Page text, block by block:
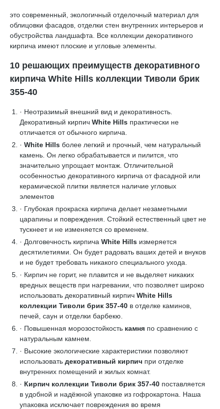
это современный, экологичный отделочный материал для
облицовки фасадов, отделки стен внутренних интерьеров и
обустройства ландшафта. Все коллекции декоративного
кирпича имеют плоские и угловые элементы.
10 решающих преимуществ декоративного
кирпича White Hills коллекции Тиволи брик
355-40
· Неотразимый внешний вид и декоративность.
Декоративный кирпич White Hills практически не
отличается от обычного кирпича.
· White Hills более легкий и прочный, чем натуральный
камень. Он легко обрабатывается и пилится, что
значительно упрощает монтаж. Отличительной
особенностью декоративного кирпича от фасадной или
керамической плитки является наличие угловых
элементов
· Глубокая прокраска кирпича делает незаметными
царапины и повреждения. Стойкий естественный цвет не
тускнеет и не изменяется со временем.
· Долговечность кирпича White Hills измеряется
десятилетиями. Он будет радовать ваших детей и внуков
и не будет требовать никакого специального ухода.
· Кирпич не горит, не плавится и не выделяет никаких
вредных веществ при нагревании, что позволяет широко
использовать декоративный кирпич White Hills
коллекции Тиволи брик 357-40 в отделке каминов,
печей, саун и отделки барбекю.
· Повышенная морозостойкость камня по сравнению с
натуральным камнем.
· Высокие экологические характеристики позволяют
использовать декоративный кирпич при отделке
внутренних помещений и жилых комнат.
· Кирпич коллекции Тиволи брик 357-40 поставляется
в удобной и надёжной упаковке из гофрокартона. Наша
упаковка исключает повреждения во время